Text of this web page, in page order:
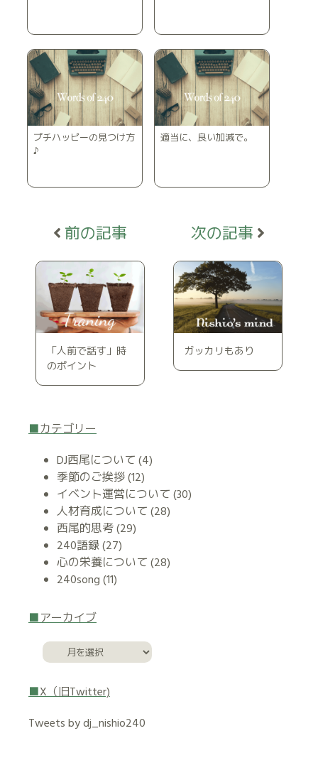
プチハッピーの見つけ方
♪
適当に、良い加減で。
「人前で話す」時
のポイント
ガッカリもあり
カテゴリー
DJ西尾について(4)
季節のご挨拶(12)
イベント運営について(30)
人材育成について(28)
西尾的思考(29)
240語録(27)
心の栄養について(28)
240song(11)
アーカイブ
X（旧Twitter)
Tweets by dj_nishio240